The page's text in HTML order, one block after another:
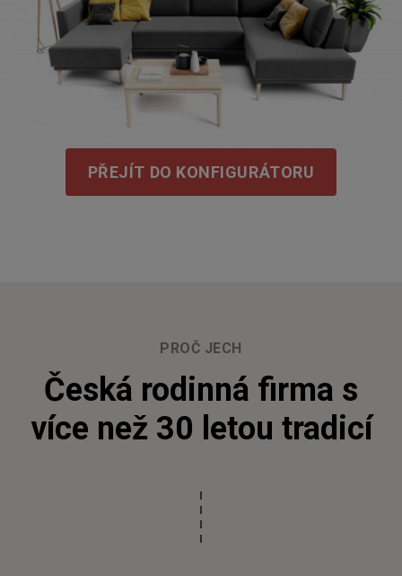
PŘEJÍT DO KONFIGURÁTORU
PROČ JECH
Česká rodinná firma s
více než 30 letou tradicí